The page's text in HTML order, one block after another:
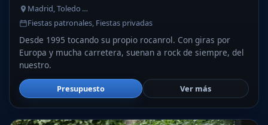
Madrid, Toledo …
Fiestas patronales, Fiestas privadas
Desde 1995 tocando su propio rocanrol. Con giras por
Europa y mucha carretera, suenan a rock de siempre, del
nuestro.
Presupuesto Ver más